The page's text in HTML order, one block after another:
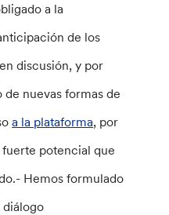
a la
de los
discusión, y por
nuevas formas de
a la plataforma, por
potencial que
Hemos formulado
diálogo